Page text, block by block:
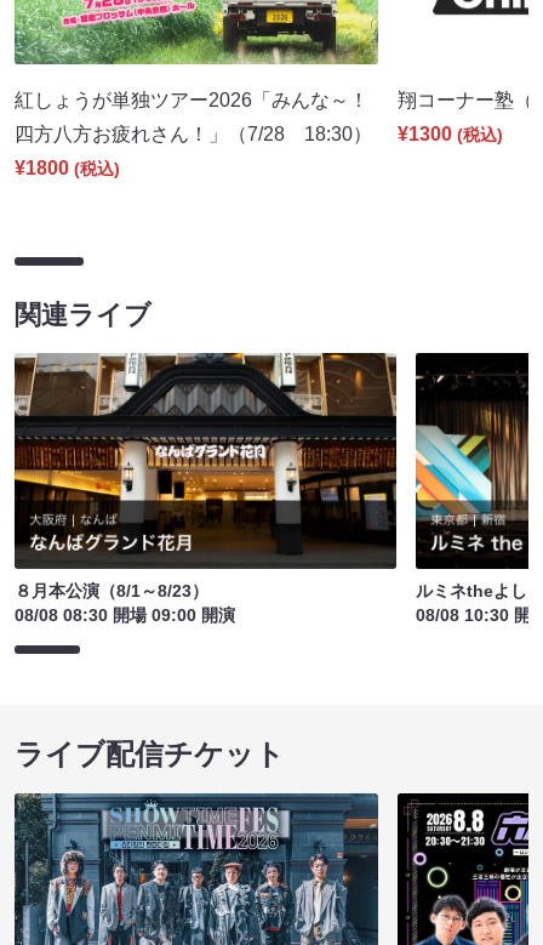
紅しょうが単独ツアー2026「みんな～！
四方八方お疲れさん！」（7/28 18:30）
¥1800 (税込)
翔コーナー塾
¥1300 (税込)
関連ライブ
８月本公演（8/1～8/23）
08/08 08:30 開場 09:00 開演
ルミネtheよし
08/08 10:30 開
ライブ配信チケット